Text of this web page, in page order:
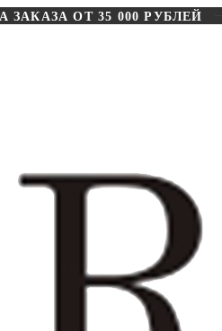
ОТ 35 000 РУБЛЕЙ